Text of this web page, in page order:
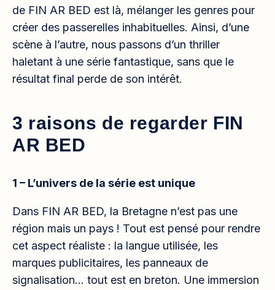
de FIN AR BED est là, mélanger les genres pour
créer des passerelles inhabituelles. Ainsi, d’une
scène à l’autre, nous passons d’un thriller
haletant à une série fantastique, sans que le
résultat final perde de son intérêt.
3 raisons de regarder FIN
AR BED
1 – L’univers de la série est unique
Dans FIN AR BED, la Bretagne n’est pas une
région mais un pays ! Tout est pensé pour rendre
cet aspect réaliste : la langue utilisée, les
marques publicitaires, les panneaux de
signalisation… tout est en breton. Une immersion